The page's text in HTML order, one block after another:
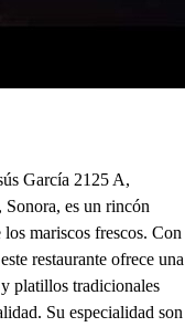
García 2125 A,
es un rincón
mariscos frescos. Con
restaurante ofrece una
platillos tradicionales
Su especialidad son